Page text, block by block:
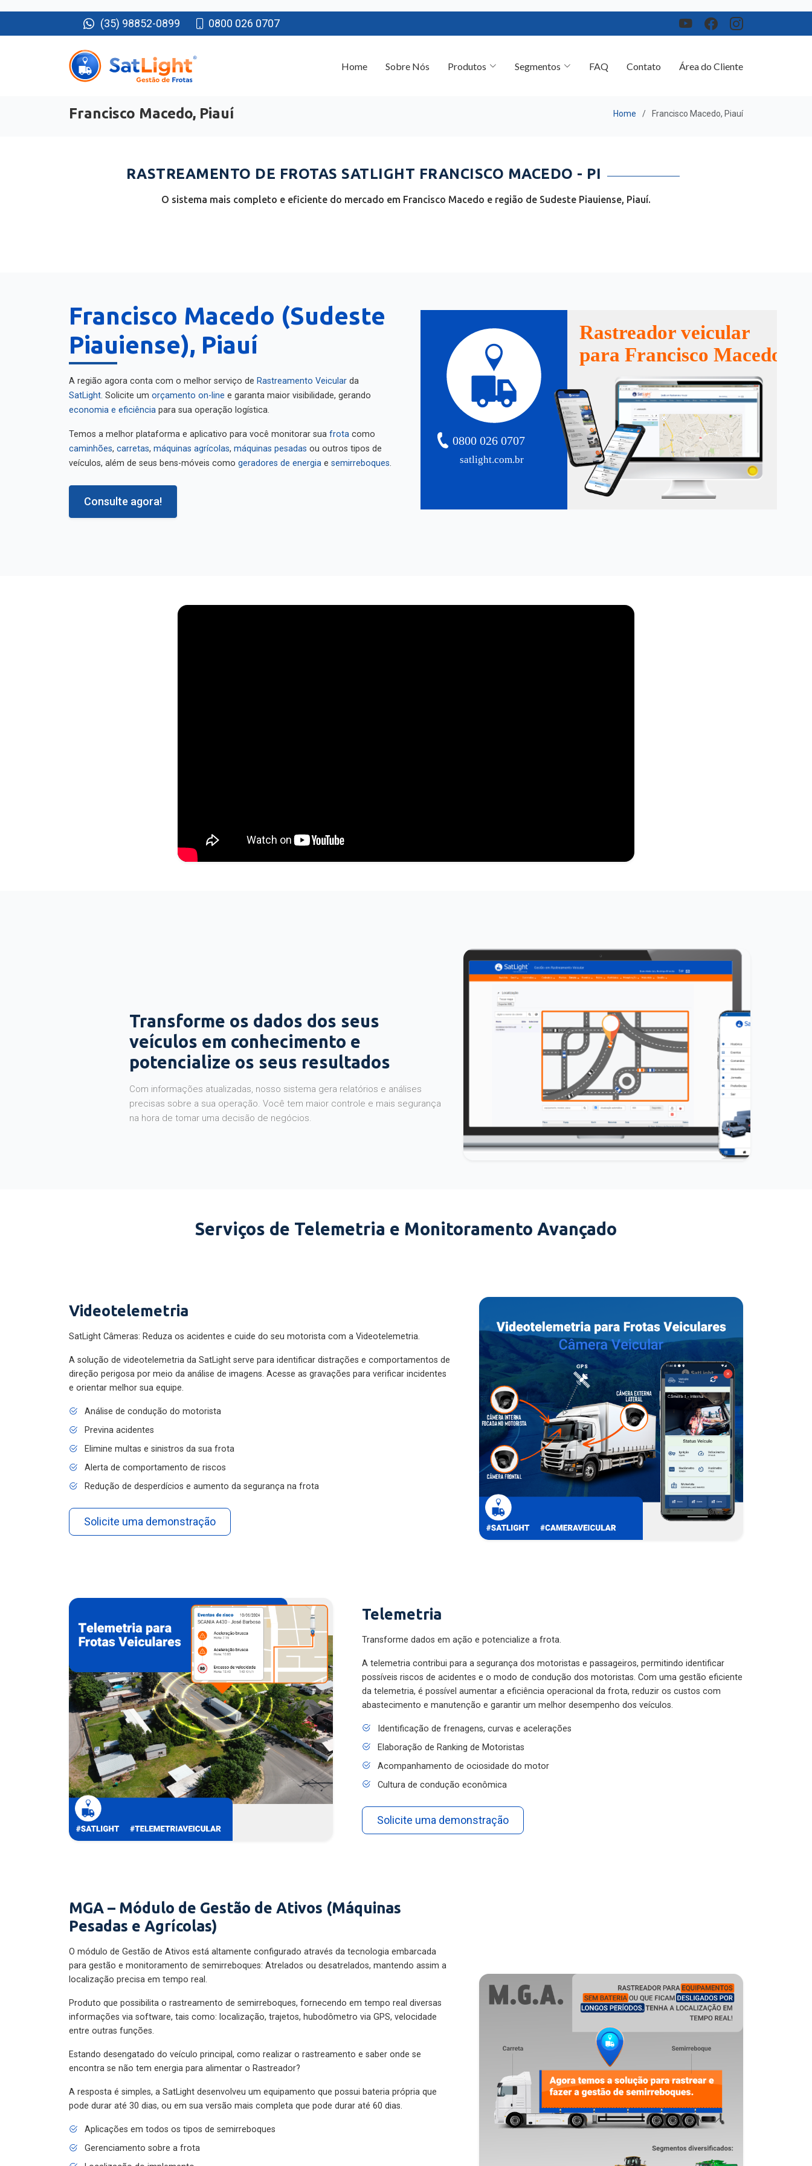
(35) 98852-0899 0800 026 0707
Francisco Macedo, Piauí
RASTREAMENTO DE FROTAS SATLIGHT FRANCISCO MACEDO - PI
O sistema mais completo e eficiente do mercado em Francisco Macedo e região de Sudeste Piauiense, Piauí.
Francisco Macedo (Sudeste
Piauiense), Piauí
A região agora conta com o melhor serviço de Rastreamento Veicular
da
SatLight
. Solicite um orçamento on-line
e garanta maior visibilidade, gerando
economia e eficiência
para sua operação logística.
Temos a melhor plataforma e aplicativo para você monitorar sua frota
caminhões
máquinas agrícolas máquinas pesadas
ou outros tipos de
veículos, além de seus bens-móveis como
geradores de energia semirreboques
Consulte agora!
satlight.com.br
0800 026 0707
Rastreador veicular
para Francisco Macedo
Transforme os dados dos seus
veículos em conhecimento e
potencialize os seus resultados
Com informações atualizadas, nosso sistema gera relatórios e análises
precisas sobre a sua operação. Você tem maior controle e mais segurança
na hora de tomar uma decisão de negócios.
Serviços de Telemetria e Monitoramento Avançado
Videotelemetria
SatLight Câmeras: Reduza os acidentes e cuide do seu motorista com a Videotelemetria.
A solução de videotelemetria da SatLight serve para identificar distrações e comportamentos de
direção perigosa por meio da análise de imagens. Acesse as gravações para verificar incidentes
e orientar melhor sua equipe.
Análise de condução do motorista
Previna acidentes
Elimine multas e sinistros da sua frota
Alerta de comportamento de riscos
Redução de desperdícios e aumento da segurança na frota
Solicite uma demonstração
Telemetria
Transforme dados em ação e potencialize a frota.
A telemetria contribui para a segurança dos motoristas e passageiros, permitindo identificar
possíveis riscos de acidentes e o modo de condução dos motoristas. Com uma gestão eficiente
da telemetria, é possível aumentar a eficiência operacional da frota, reduzir os custos com
abastecimento e manutenção e garantir um melhor desempenho dos veículos.
Identificação de frenagens, curvas e acelerações
Elaboração de Ranking de Motoristas
Acompanhamento de ociosidade do motor
Cultura de condução econômica
Solicite uma demonstração
MGA – Módulo de Gestão de Ativos (Máquinas
Pesadas e Agrícolas)
O módulo de Gestão de Ativos está altamente configurado através da tecnologia embarcada
para gestão e monitoramento de semirreboques: Atrelados ou desatrelados, mantendo assim a
localização precisa em tempo real.
Produto que possibilita o rastreamento de semirreboques, fornecendo em tempo real diversas
informações via software, tais como: localização, trajetos, hubodômetro via GPS, velocidade
entre outras funções.
Estando desengatado do veículo principal, como realizar o rastreamento e saber onde se
encontra se não tem energia para alimentar o Rastreador?
A resposta é simples, a SatLight desenvolveu um equipamento que possui bateria própria que
pode durar até 30 dias, ou em sua versão mais completa que pode durar até 60 dias.
Aplicações em todos os tipos de semirreboques
Gerenciamento sobre a frota
Localização do implemento